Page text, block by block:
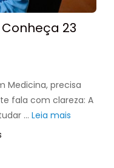
23
Medicina, precisa
fala com clareza: A
… Leia mais